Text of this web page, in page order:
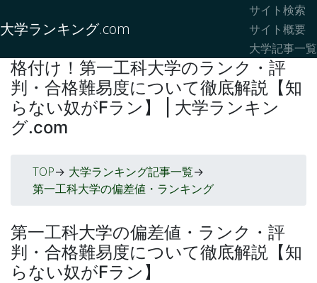
大学ランキング.com
サイト検索
サイト概要
大学記事一覧
格付け！第一工科大学のランク・評
判・合格難易度について徹底解説【知
らない奴がFラン】 | 大学ランキン
グ.com
TOP-> 大学ランキング記事一覧->
第一工科大学の偏差値・ランキング
第一工科大学の偏差値・ランク・評
判・合格難易度について徹底解説【知
らない奴がFラン】